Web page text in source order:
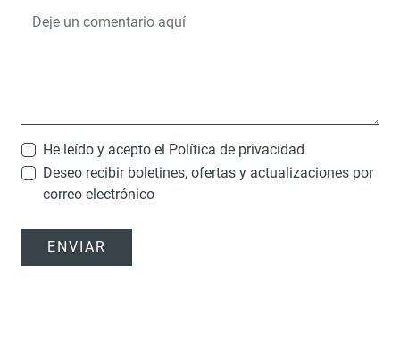
He leído y acepto el Política de privacidad
Deseo recibir boletines, ofertas y actualizaciones por
correo electrónico
ENVIAR